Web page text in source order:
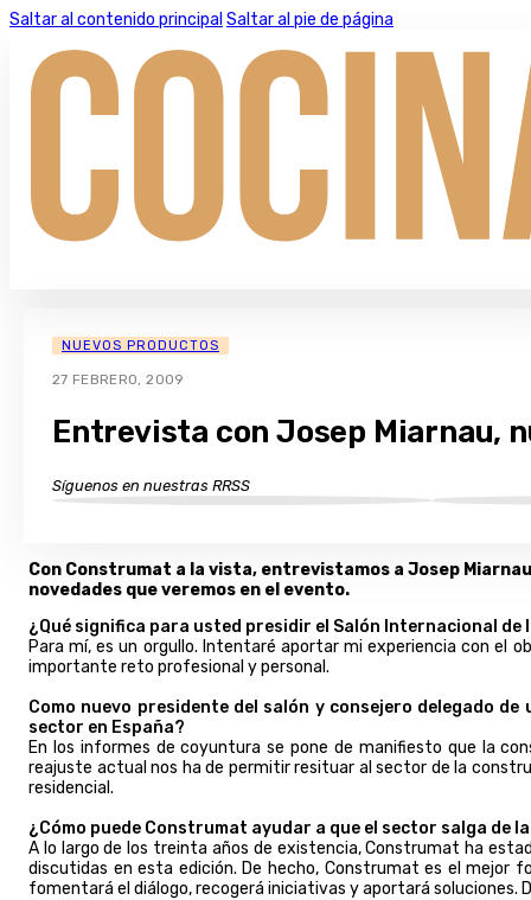
Saltar al contenido principal Saltar al pie de página
NUEVOS PRODUCTOS
27 FEBRERO, 2009
Entrevista con Josep Miarnau,
Síguenos en nuestras RRSS
Con Construmat a la vista, entrevistamos a Josep
novedades que veremos en el evento.
¿Qué significa para usted presidir el Salón Internacional
Para mí, es un orgullo. Intentaré aportar mi experiencia con el
importante reto profesional y personal.
Como nuevo presidente del salón y consejero delegado
sector en España?
En los informes de coyuntura se pone de manifiesto que la
reajuste actual nos ha de permitir resituar al sector de la
residencial.
¿Cómo puede Construmat ayudar a que el sector salga de
A lo largo de los treinta años de existencia, Construmat ha
discutidas en esta edición. De hecho, Construmat es el mejor
fomentará el diálogo, recogerá iniciativas y aportará